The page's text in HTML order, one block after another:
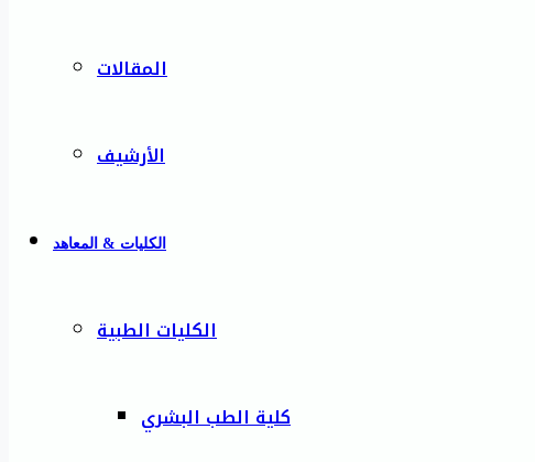
المقالات
الأرشيف
الكليات & المعاهد
الكليات الطبية
كلية الطب البشري